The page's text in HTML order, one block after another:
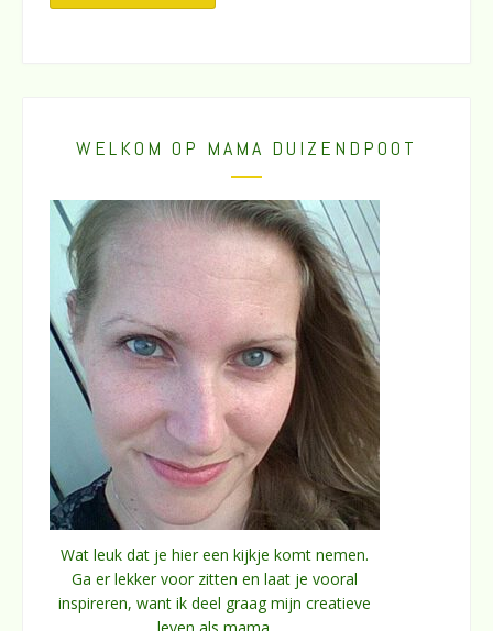
WELKOM OP MAMA DUIZENDPOOT
Wat leuk dat je hier een kijkje komt nemen.
Ga er lekker voor zitten en laat je vooral
inspireren, want ik deel graag mijn creatieve
leven als mama.